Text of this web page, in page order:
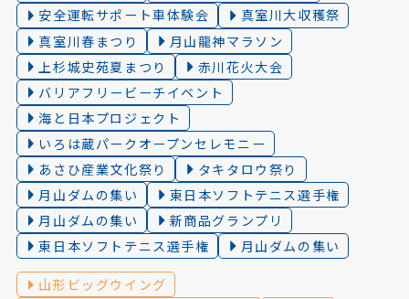
安全運転サポート車体験会
真室川大収穫祭
真室川春まつり
月山龍神マラソン
上杉城史苑夏まつり
赤川花火大会
バリアフリービーチイベント
海と日本プロジェクト
いろは蔵パークオープンセレモニー
あさひ産業文化祭り
タキタロウ祭り
月山ダムの集い
東日本ソフトテニス選手権
月山ダムの集い
新商品グランプリ
東日本ソフトテニス選手権
月山ダムの集い
山形ビッグウイング